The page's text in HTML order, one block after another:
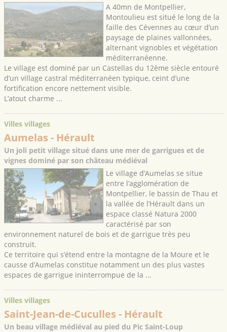
A 40mn de Montpellier,
Montoulieu est situé le long de la
faille des Cévennes au cœur d’un
paysage de plaines vallonnées,
alternant vignobles et végétation
méditerranéenne.
Le village est dominé par un Castellas du 12ème siècle entouré
d’un village castral méditerranéen typique, ceint d’une
fortification encore nettement visible.
L’atout charme ...
Villes villages
Aumelas - Hérault
Un joli petit village situé dans une mer de garrigues et de
vignes dominé par son château médiéval
Le village d’Aumelas se situe
entre l’agglomération de
Montpellier, le bassin de Thau et
la vallée de l’Hérault dans un
espace classé Natura 2000
caractérisé par son
environnement naturel de bois et de garrigue très peu
construit.
Ce territoire qui s’étend entre la montagne de la Moure et le
causse d’Aumelas constitue notamment un des plus vastes
espaces de garrigue ininterrompue de la ...
Villes villages
Saint-Jean-de-Cuculles - Hérault
Un beau village médiéval au pied du Pic Saint-Loup